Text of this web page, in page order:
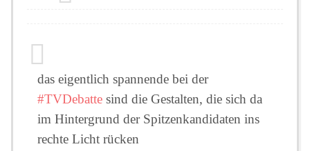
das eigentlich spannende bei der
#TVDebatte sind die Gestalten, die sich da
im Hintergrund der Spitzenkandidaten ins
rechte Licht rücken